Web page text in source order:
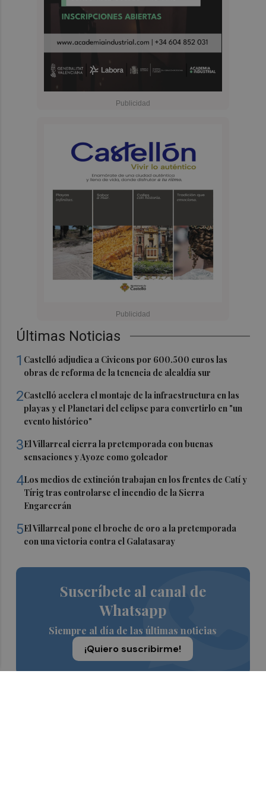
Últimas Noticias
1 Castelló adjudica a Civicons por 600.500 euros las
obras de reforma de la tenencia de alcaldía sur
2Castelló acelera el montaje de la infraestructura en las
playas y el Planetari del eclipse para convertirlo en "un
evento histórico"
3El Villarreal cierra la pretemporada con buenas
sensaciones y Ayoze como goleador
4Los medios de extinción trabajan en los frentes de Catí y
Tírig tras controlarse el incendio de la Sierra
Engarcerán
5El Villarreal pone el broche de oro a la pretemporada
con una victoria contra el Galatasaray
Suscríbete al canal de
Whatsapp
Siempre al día de las últimas noticias
¡Quiero suscribirme!